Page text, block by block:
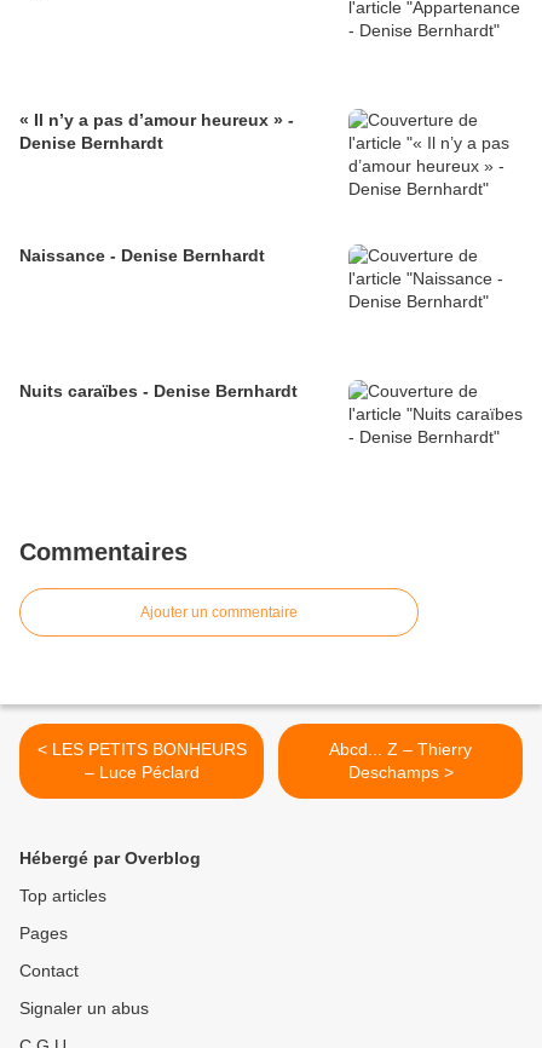
« Il n’y a pas d’amour heureux » -
Denise Bernhardt
Naissance - Denise Bernhardt
Nuits caraïbes - Denise Bernhardt
Commentaires
Ajouter un commentaire
< LES PETITS BONHEURS
– Luce Péclard
Abcd... Z – Thierry
Deschamps >
Hébergé par Overblog
Top articles
Pages
Contact
Signaler un abus